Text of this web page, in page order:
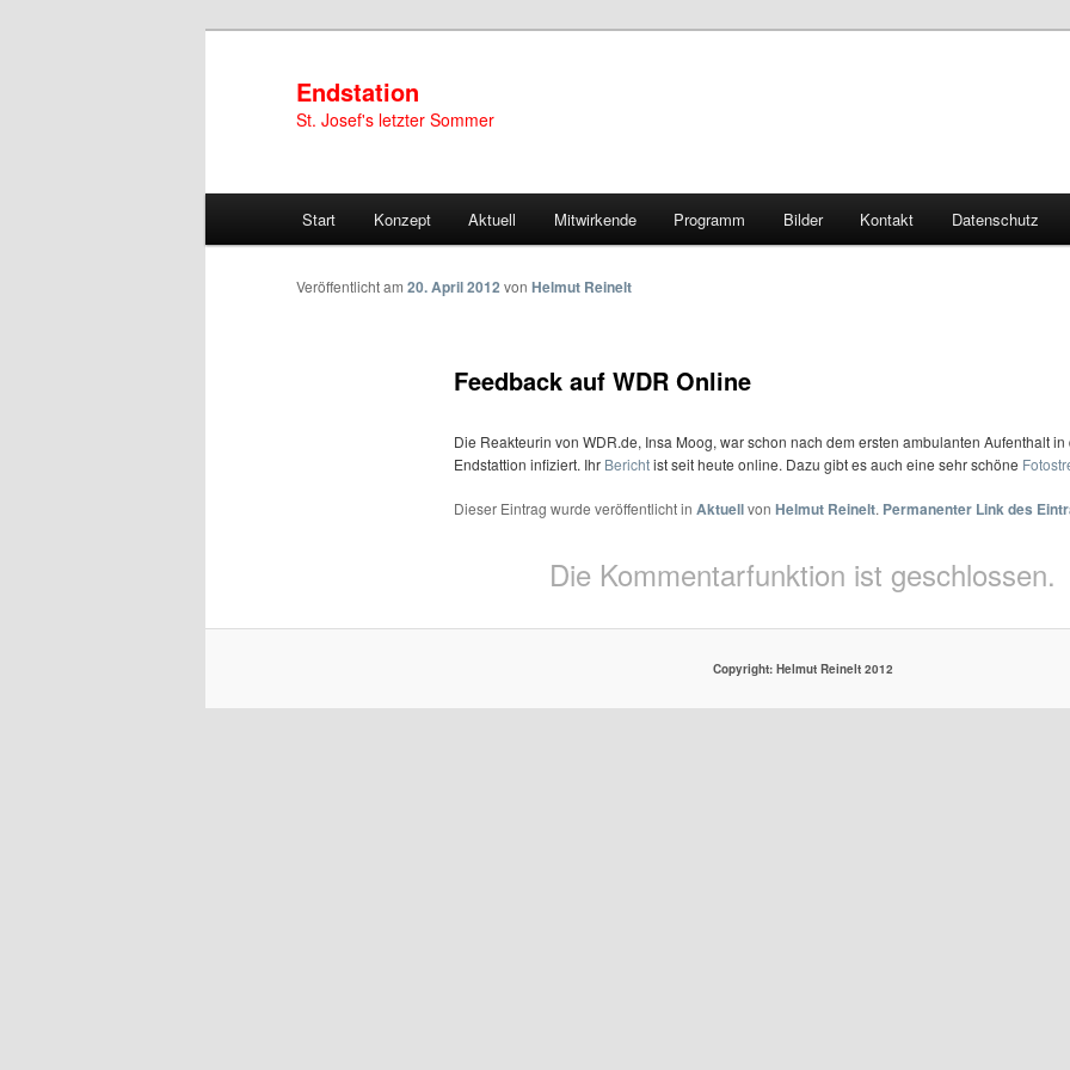
Endstation
St. Josef's letzter Sommer
Zum Inhalt wechseln
Zum sekundären Inhalt wechseln
Start Konzept Aktuell Mitwirkende Programm Bilder Kontakt Datenschutz
Feedback auf WDR Online
Veröffentlicht am 20. April 2012 von Helmut Reinelt
Die Reakteurin von WDR.de, Insa Moog, war schon nach dem ersten ambulanten Aufenthalt in
Endstattion infiziert. Ihr Berichtist seit heute online. Dazu gibt es auch eine sehr schöne
Dieser Eintrag wurde veröffentlicht in Aktuellvon Helmut Reinelt. Permanenter Link des
Die Kommentarfunktion ist geschlossen.
Copyright: Helmut Reinelt 2012